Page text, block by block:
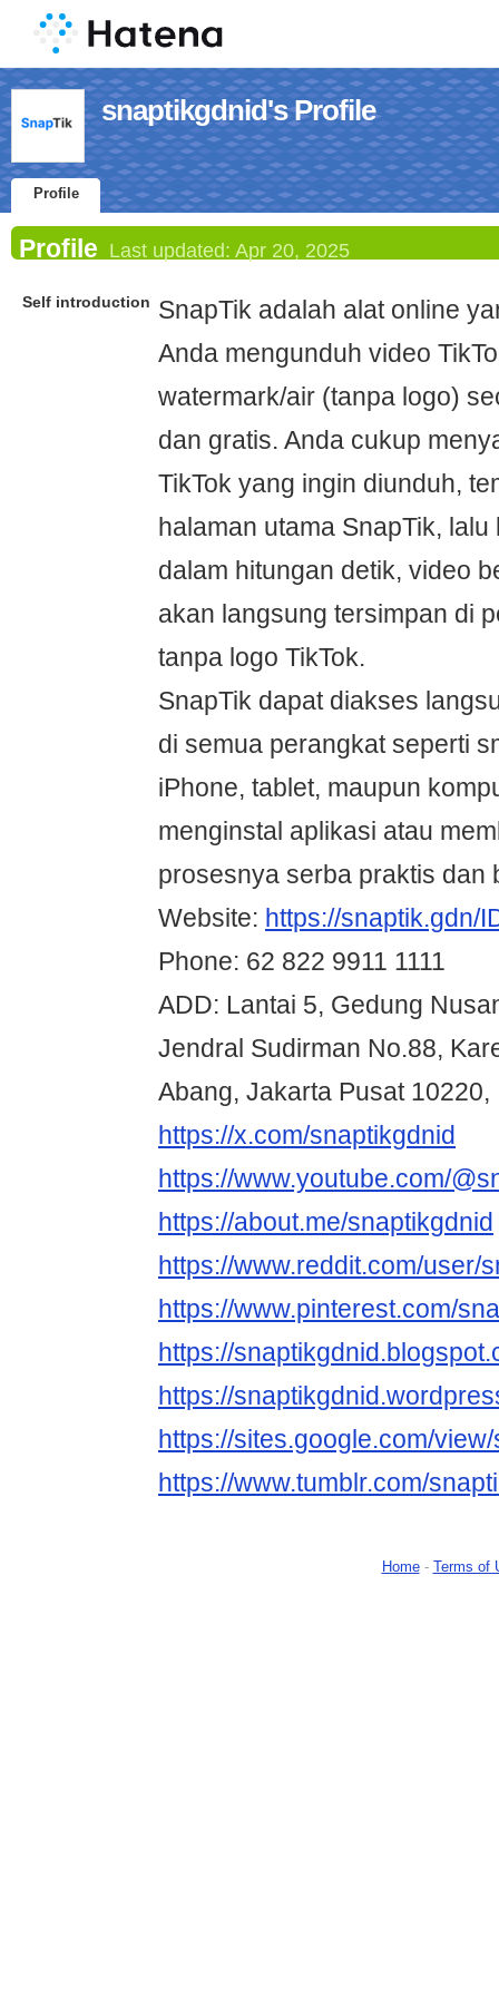
snaptikgdnid's Profile
Profile
Profile Last updated: Apr 20, 2025
Self introduction SnapTik adalah alat online
Anda mengunduh video
watermark/air (tanpa logo)
dan gratis. Anda cukup
TikTok yang ingin diunduh,
halaman utama SnapTik,
dalam hitungan detik, video
akan langsung tersimpan di
tanpa logo TikTok.
SnapTik dapat diakses
di semua perangkat seperti
iPhone, tablet, maupun
menginstal aplikasi atau
prosesnya serba praktis dan
Website: https://snaptik.gdn/
Phone: 62 822 9911 1111
ADD: Lantai 5, Gedung
Jendral Sudirman No.88,
Abang, Jakarta Pusat 10220,
https://x.com/snaptikgdnid
https://www.youtube.com/
https://about.me/snaptikgdnid
https://www.reddit.com/user/
https://www.pinterest.com/
https://
https://
https://sites.google.com/
https://www.tumblr.com/
Home- Terms of